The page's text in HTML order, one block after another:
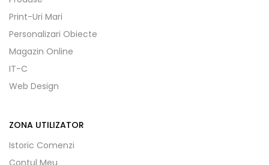
Print-Uri Mari
Personalizari Obiecte
Magazin Online
IT-C
Web Design
ZONA UTILIZATOR
Istoric Comenzi